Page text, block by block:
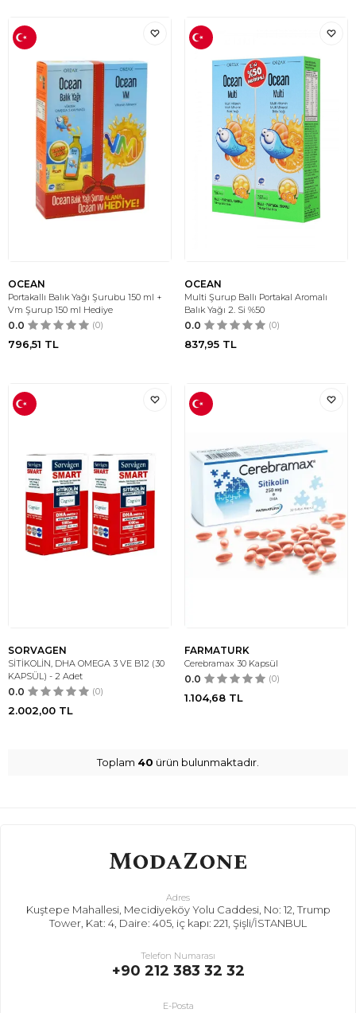
OCEAN
Portakallı Balık Yağı Şurubu 150 ml +
Vm Şurup 150 ml Hediye
0.0 (0)
796,51 TL
OCEAN
Multi Şurup Ballı Portakal Aromalı
Balık Yağı 2. Si %50
0.0 (0)
837,95 TL
SORVAGEN
SİTİKOLİN, DHA OMEGA 3 VE B12 (30
KAPSÜL) - 2 Adet
0.0 (0)
2.002,00 TL
FARMATURK
Cerebramax 30 Kapsül
0.0 (0)
1.104,68 TL
Toplam 40 ürün bulunmaktadır.
Adres
Kuştepe Mahallesi, Mecidiyeköy Yolu Caddesi, No: 12, Trump
Tower, Kat: 4, Daire: 405, iç kapı: 221, Şişli/İSTANBUL
Telefon Numarası
+90 212 383 32 32
E-Posta